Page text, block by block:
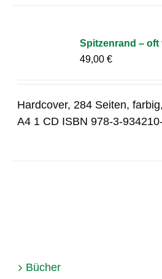
Spitzenrand – oft
49,00€
Hardcover, 284 Seiten,
A4 1 CD ISBN 978-3-
Bücher